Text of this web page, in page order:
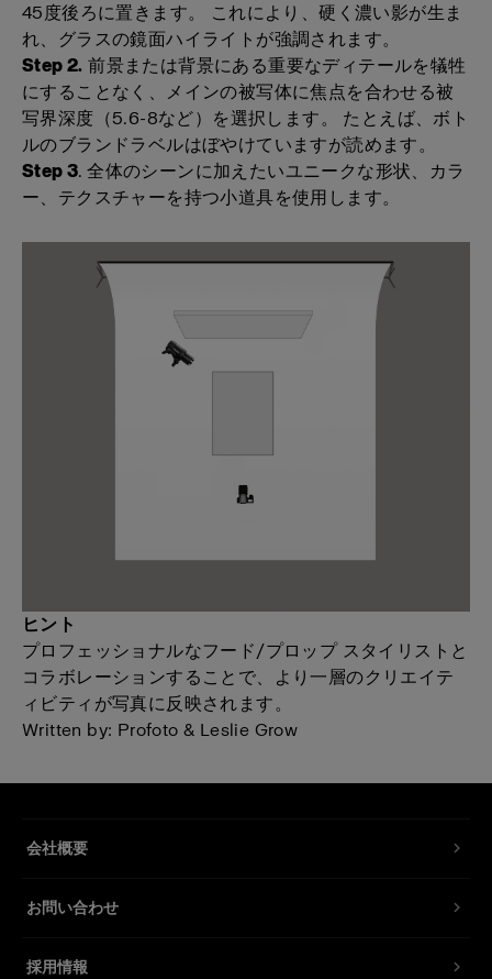
45度後ろに置きます。 これにより、硬く濃い影が生ま
れ、グラスの鏡面ハイライトが強調されます。
Step 2. 前景または背景にある重要なディテールを犠牲
にすることなく、メインの被写体に焦点を合わせる被
写界深度（5.6-8など）を選択します。 たとえば、ボト
ルのブランドラベルはぼやけていますが読めます。
Step 3. 全体のシーンに加えたいユニークな形状、カラ
ー、テクスチャーを持つ小道具を使用します。
ヒント
プロフェッショナルなフード/プロップ スタイリストと
コラボレーションすることで、より一層のクリエイテ
ィビティが写真に反映されます。
Written by: Profoto & Leslie Grow
会社概要
お問い合わせ
採用情報